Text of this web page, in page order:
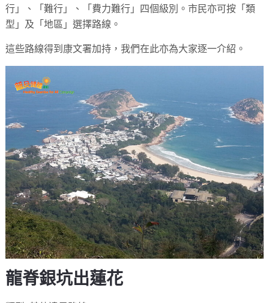
行」、「難行」、「費力難行」四個級別。市民亦可按「類
型」及「地區」選擇路線。
這些路線得到康文署加持，我們在此亦為大家逐一介紹。
龍脊銀坑出蓮花